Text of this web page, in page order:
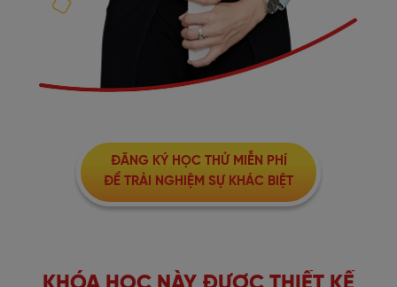
ĐĂNG KÝ HỌC THỬ MIỄN PHÍ
ĐỂ TRẢI NGHIỆM SỰ KHÁC BIỆT